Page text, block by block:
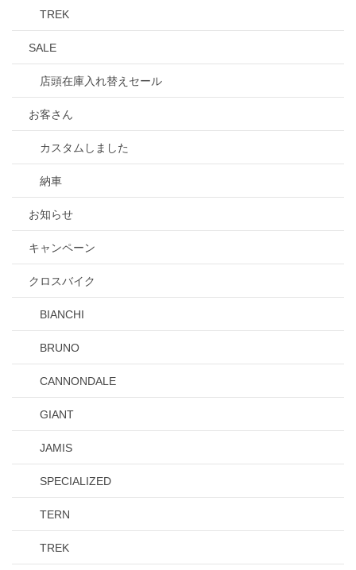
TREK
SALE
店頭在庫入れ替えセール
お客さん
カスタムしました
納車
お知らせ
キャンペーン
クロスバイク
BIANCHI
BRUNO
CANNONDALE
GIANT
JAMIS
SPECIALIZED
TERN
TREK